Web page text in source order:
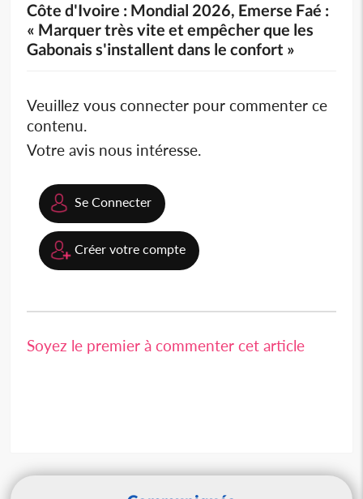
Côte d'Ivoire : Mondial 2026, Emerse Faé :
« Marquer très vite et empêcher que les
Gabonais s'installent dans le confort »
Veuillez vous connecter pour commenter ce
contenu.
Votre avis nous intéresse.
Se Connecter
Créer votre compte
Soyez le premier à commenter cet article